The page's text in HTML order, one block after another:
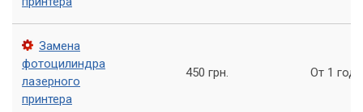
Быстрый и профессиональный ремонт, с
использованием оригинальных запчастей
Гарантия на проделанную работу, которая будет
длиться в течение определенного периода времени
после ремонта
Замена
фотоцилиндра
лазерного
принтера
450 грн. От 1 года